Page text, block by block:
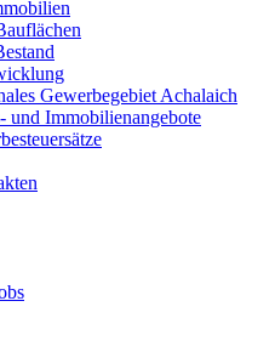
Gewerbegebiet Achalaich
und Immobilienangebote